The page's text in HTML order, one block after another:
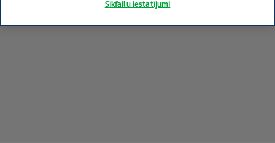
Sīkfailu iestatījumi